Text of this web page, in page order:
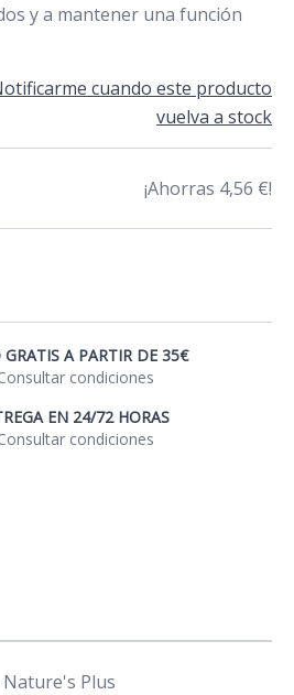
y a mantener una función
cuando este producto
vuelva a stock
¡Ahorras 4,56 €!
GRATIS A PARTIR DE 35€
condiciones
EN 24/72 HORAS
condiciones
Plus